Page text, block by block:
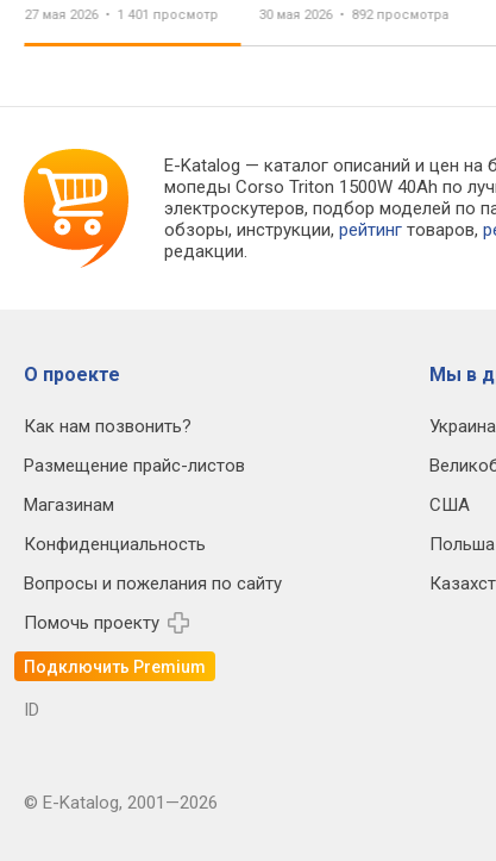
27 мая 2026 1 401 просмотр 30 мая 2026 892 просмотра
E-Katalog — каталог описаний и цен на
мопеды Corso Triton 1500W 40Ah по
электроскутеров, подбор моделей по
обзоры, инструкции,рейтинг товаров,
редакции.
О проекте
Как нам позвонить?
Размещение прайс-листов
Магазинам
Конфиденциальность
Вопросы и пожелания по сайту
Помочь проекту
Подключить Premium
Мы в
Украина
США
Польша
ID
© E-Katalog, 2001—2026